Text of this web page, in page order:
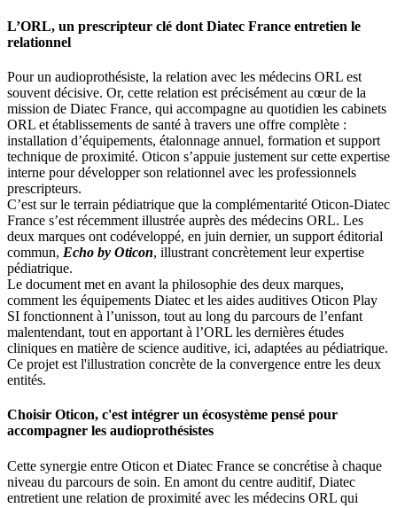
L’ORL, un prescripteur clé dont Diatec France entretien le
relationnel
Pour un audioprothésiste, la relation avec les médecins ORL est
souvent décisive. Or, cette relation est précisément au cœur de la
mission de Diatec France, qui accompagne au quotidien les cabinets
ORL et établissements de santé à travers une offre complète :
installation d’équipements, étalonnage annuel, formation et support
technique de proximité. Oticon s’appuie justement sur cette expertise
interne pour développer son relationnel avec les professionnels
prescripteurs.
C’est sur le terrain pédiatrique que la complémentarité Oticon-Diatec
France s’est récemment illustrée auprès des médecins ORL. Les
deux marques ont codéveloppé, en juin dernier, un support éditorial
commun, Echo by Oticon, illustrant concrètement leur expertise
pédiatrique.
Le document met en avant la philosophie des deux marques,
comment les équipements Diatec et les aides auditives Oticon Play
SI fonctionnent à l’unisson, tout au long du parcours de l’enfant
malentendant, tout en apportant à l’ORL les dernières études
cliniques en matière de science auditive, ici, adaptées au pédiatrique.
Ce projet est l'illustration concrète de la convergence entre les deux
entités.
Choisir Oticon, c'est intégrer un écosystème pensé pour
accompagner les audioprothésistes
Cette synergie entre Oticon et Diatec France se concrétise à chaque
niveau du parcours de soin. En amont du centre auditif, Diatec
entretient une relation de proximité avec les médecins ORL qui